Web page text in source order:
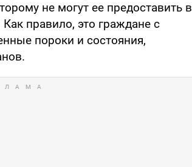
не могут ее предоставить в
правило, это граждане с
пороки и состояния,